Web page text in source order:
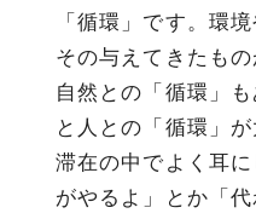
「循環」です。環
その与えてきたもの
自然との「循環」
と人との「循環」
滞在の中でよく耳
がやるよ」とか「